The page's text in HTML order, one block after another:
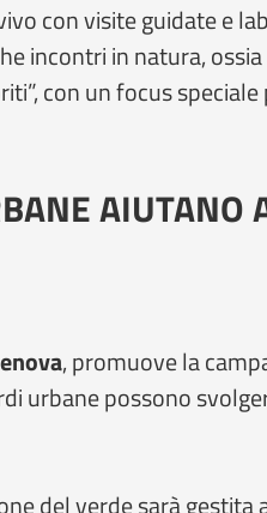
con visite guidate e
incontri in natura,
con un focus speciale
AIUTANO
, promuove la
urbane possono
del verde sarà gestita